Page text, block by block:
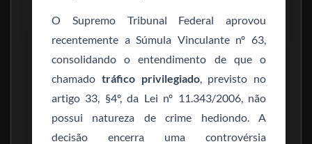
O Supremo Tribunal Federal aprovou
recentemente a Súmula Vinculante nº 63,
consolidando o entendimento de que o
chamado tráfico privilegiado, previsto no
artigo 33, §4º, da Lei nº 11.343/2006, não
possui natureza de crime hediondo. A
decisão encerra uma controvérsia